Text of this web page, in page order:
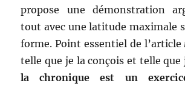
propose une démonstration
tout avec une latitude maximale
forme. Point essentiel de l’article
telle que je la conçois et telle que
la chronique est un